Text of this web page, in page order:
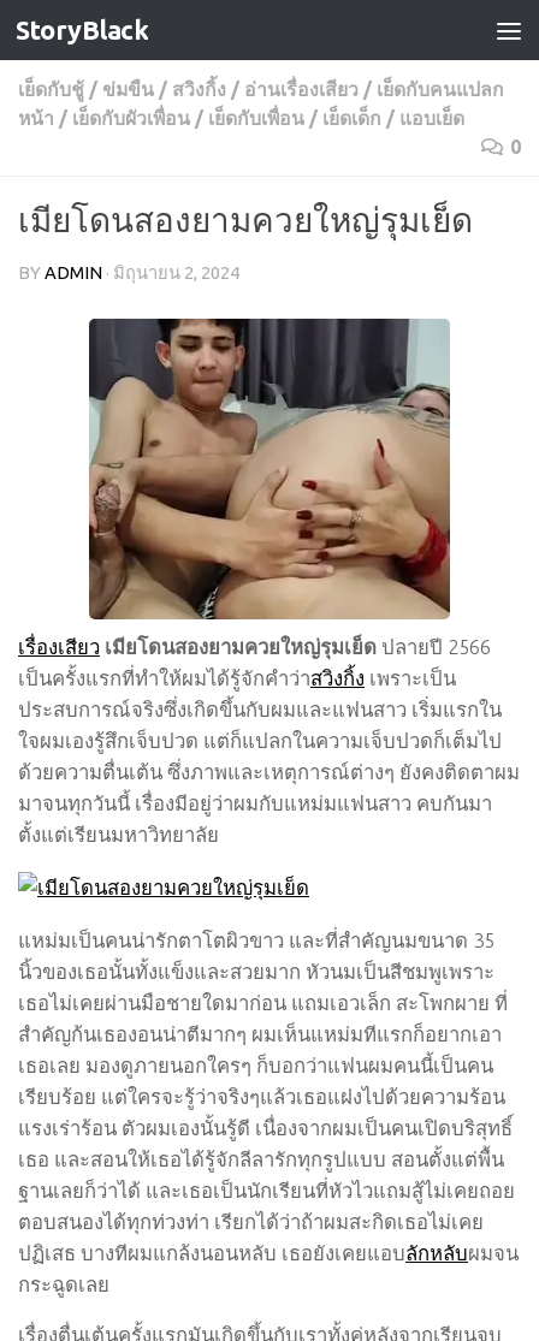
Skip to content
StoryBlack
เย็ดกับชู้ / ข่มขืน / สวิงกิ้ง / อ่านเรื่องเสียว / เย็ดกับคนแปลก
หน้า / เย็ดกับผัวเพื่อน / เย็ดกับเพื่อน / เย็ดเด็ก / แอบเย็ด
0
เมียโดนสองยามควยใหญ่รุมเย็ด
BYADMIN · มิถุนายน 2, 2024
เรื่องเสียว เมียโดนสองยามควยใหญ่รุมเย็ด ปลายปี 2566
เป็นครั้งแรกที่ทำให้ผมได้รู้จักคำว่าสวิงกิ้ง เพราะเป็น
ประสบการณ์จริงซึ่งเกิดขึ้นกับผมและแฟนสาว เริ่มแรกใน
ใจผมเองรู้สึกเจ็บปวด แต่ก็แปลกในความเจ็บปวดก็เต็มไป
ด้วยความตื่นเต้น ซึ่งภาพและเหตุการณ์ต่างๆ ยังคงติดตาผม
มาจนทุกวันนี้ เรื่องมีอยู่ว่าผมกับแหม่มแฟนสาว คบกันมา
ตั้งแต่เรียนมหาวิทยาลัย
แหม่มเป็นคนน่ารักตาโตผิวขาว และที่สำคัญนมขนาด 35
นิ้วของเธอนั้นทั้งแข็งและสวยมาก หัวนมเป็นสีชมพูเพราะ
เธอไม่เคยผ่านมือชายใดมาก่อน แถมเอวเล็ก สะโพกผาย ที่
สำคัญก้นเธองอนน่าตีมากๆ ผมเห็นแหม่มทีแรกก็อยากเอา
เธอเลย มองดูภายนอกใครๆ ก็บอกว่าแฟนผมคนนี้เป็นคน
เรียบร้อย แต่ใครจะรู้ว่าจริงๆแล้วเธอแฝงไปด้วยความร้อน
แรงเร่าร้อน ตัวผมเองนั้นรู้ดี เนื่องจากผมเป็นคนเปิดบริสุทธิ์
เธอ และสอนให้เธอได้รู้จักลีลารักทุกรูปแบบ สอนตั้งแต่พื้น
ฐานเลยก็ว่าได้ และเธอเป็นนักเรียนที่หัวไวแถมสู้ไม่เคยถอย
ตอบสนองได้ทุกท่วงท่า เรียกได้ว่าถ้าผมสะกิดเธอไม่เคย
ปฏิเสธ บางทีผมแกล้งนอนหลับ เธอยังเคยแอบลักหลับผมจน
กระฉูดเลย
เรื่องตื่นเต้นครั้งแรกมันเกิดขึ้นกับเราทั้งคู่หลังจากเรียนจบ